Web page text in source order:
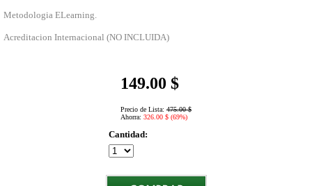
Metodologia ELearning.
Acreditacion Internacional (NO INCLUIDA)
149.00 $
Precio de Lista: 475.00 $
Ahorra: 326.00 $ (69%)
Cantidad: